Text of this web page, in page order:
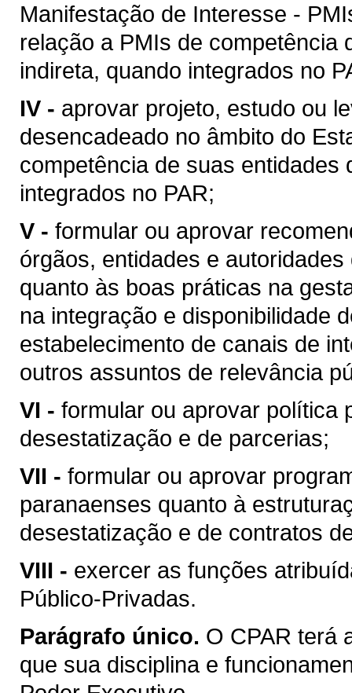
Manifestação de Interesse -
relação a PMIs de competência
indireta, quando integrados no
IV - aprovar projeto, estudo ou
desencadeado no âmbito do
competência de suas entidades
integrados no PAR;
V - formular ou aprovar
órgãos, entidades e
quanto às boas práticas na
na integração e disponibilidade
estabelecimento de canais de
outros assuntos de relevância
VI - formular ou aprovar política
desestatização e de parcerias;
VII - formular ou aprovar
paranaenses quanto à
desestatização e de contratos
VIII - exercer as funções
Público-Privadas.
Parágrafo único. O CPAR terá
que sua disciplina e